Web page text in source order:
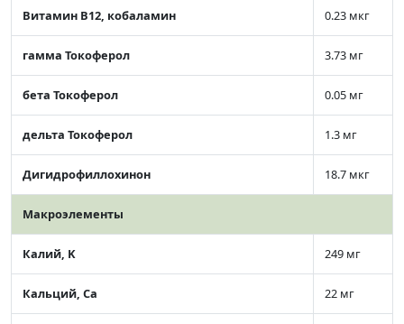
Витамин В12, кобаламин 0.23 мкг
гамма Токоферол 3.73 мг
бета Токоферол 0.05 мг
дельта Токоферол 1.3 мг
Дигидрофиллохинон 18.7 мкг
Макроэлементы
Калий, K 249 мг
Кальций, Ca 22 мг